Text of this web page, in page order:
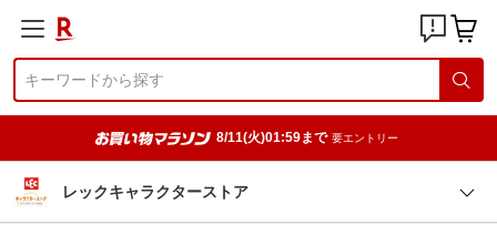
8/11(火)01:59まで 要エントリー
レックキャラクターストア